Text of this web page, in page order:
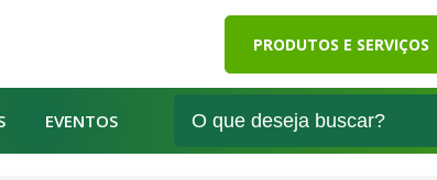
PRODUTOS E SERVIÇOS
EVENTOS